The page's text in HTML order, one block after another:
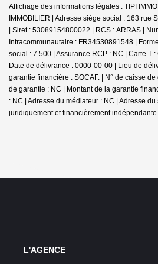
Affichage des informations légales : TIPI
IMMOBILIER | Adresse siège social : 163 rue
| Siret : 53089154800022 | RCS : ARRAS |
Intracommunautaire : FR34530891548 |
social : 7 500 | Assurance RCP : NC | Carte T
Date de délivrance : 0000-00-00 | Lieu de
garantie financière : SOCAF. | N° de caisse
de garantie : NC | Montant de la garantie
: NC | Adresse du médiateur : NC | Adresse du
juridiquement et financièrement indépendante
L'AGENCE